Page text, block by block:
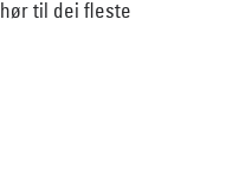
til dei fleste